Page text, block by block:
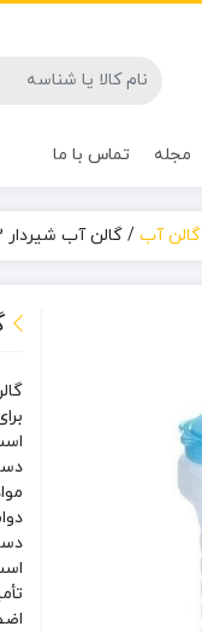
مجله تماس با ما
گالن آب/ گالن آب شیردار 12 لیتری زیباسازان